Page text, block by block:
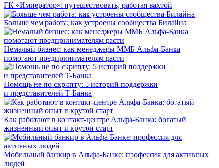
ГК «Император»: путешествовать, работая вахтой
Больше чем работа: как устроены сообщества Билайна
Немалый бизнес: как менеджеры ММБ Альфа-Банка
помогают предпринимателям расти
Помощь не по скрипту: 5 историй поддержки
и представителей Т-Банка
Как работают в контакт-центре Альфа-Банка: богатый
жизненный опыт и крутой старт
Мобильный банкир в Альфа-Банке: профессия для активных
людей